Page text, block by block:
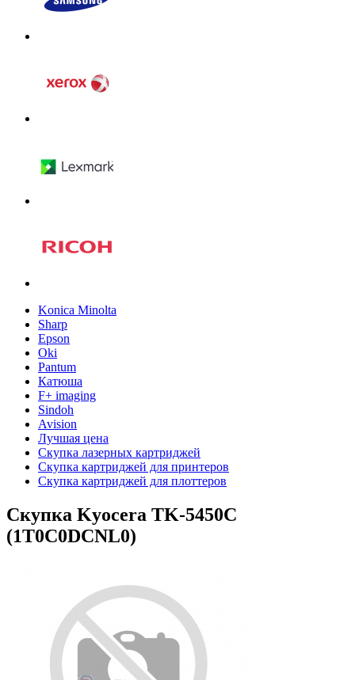
Konica Minolta
Sharp
Epson
Oki
Pantum
Катюша
F+ imaging
Sindoh
Avision
Лучшая цена
Скупка лазерных картриджей
Скупка картриджей для принтеров
Скупка картриджей для плоттеров
Скупка Kyocera TK-5450C
(1T0C0DCNL0)